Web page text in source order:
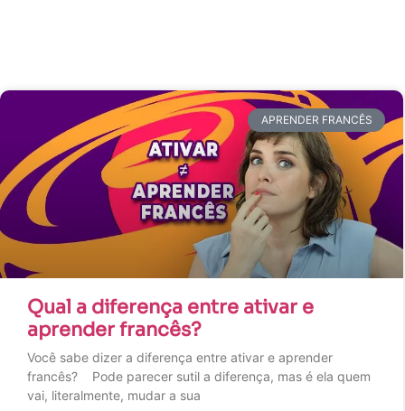
APRENDER FRANCÊS
Qual a diferença entre ativar e
aprender francês?
Você sabe dizer a diferença entre ativar e aprender
francês? Pode parecer sutil a diferença, mas é ela quem
vai, literalmente, mudar a sua